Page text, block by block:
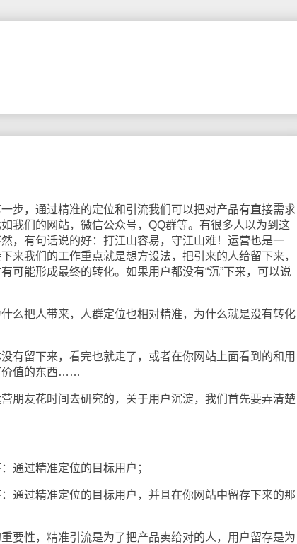
，通过精准的定位和引流我们可以把对产品有直接需求
我们的网站，微信公众号，QQ群等。有很多人以为到这
，有句话说的好：打江山容易，守江山难！运营也是一
来我们的工作重点就是想方设法，把引来的人给留下来，
可能形成最终的转化。如果用户都没有“沉”下来，可以说
把人带来，人群定位也相对精准，为什么就是没有转化
留下来，看完也就走了，或者在你网站上面看到的和用
价值的东西……
友花时间去研究的，关于用户沉淀，我们首先要弄清楚
过精准定位的目标用户；
过精准定位的目标用户，并且在你网站中留存下来的那
性，精准引流是为了把产品卖给对的人，用户留存是为